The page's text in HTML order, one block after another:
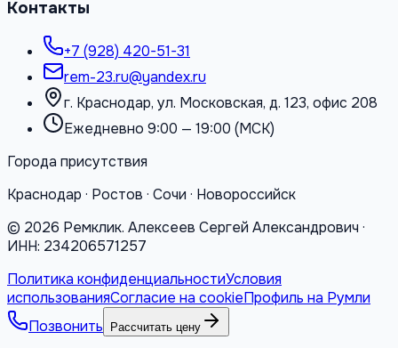
Контакты
+7 (928) 420-51-31
rem-23.ru@yandex.ru
г. Краснодар, ул. Московская, д. 123, офис 208
Ежедневно 9:00 — 19:00 (МСК)
Города присутствия
Краснодар · Ростов · Сочи · Новороссийск
© 2026 Ремклик. Алексеев Сергей Александрович ·
ИНН: 234206571257
Политика конфиденциальностиУсловия
использованияСогласие на cookieПрофиль на Румли
Позвонить
Рассчитать цену